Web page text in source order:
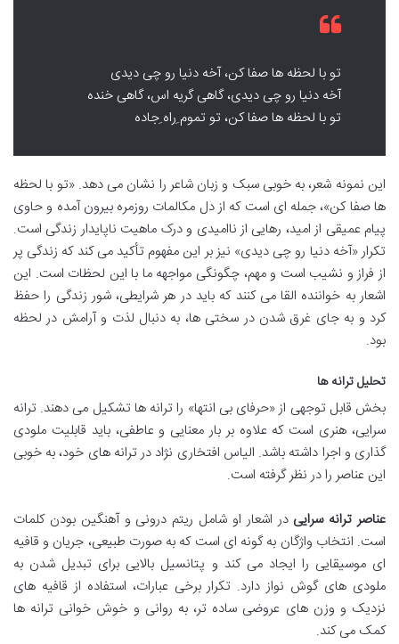
تو با لحظه ها صفا کن، آخه دنیا رو چی دیدی
آخه دنیا رو چی دیدی، گاهی گریه اس، گاهی خنده
تو با لحظه ها صفا کن، تو تموم ِراه ِجاده
این نمونه شعر، به خوبی سبک و زبان شاعر را نشان می دهد. «تو با لحظه
ها صفا کن»، جمله ای است که از دل مکالمات روزمره بیرون آمده و حاوی
پیام عمیقی از امید، رهایی از ناامیدی و درک ماهیت ناپایدار زندگی است.
تکرار «آخه دنیا رو چی دیدی» نیز بر این مفهوم تأکید می کند که زندگی پر
از فراز و نشیب است و مهم، چگونگی مواجهه ما با این لحظات است. این
اشعار به خواننده القا می کنند که باید در هر شرایطی، شور زندگی را حفظ
کرد و به جای غرق شدن در سختی ها، به دنبال لذت و آرامش در لحظه
بود.
تحلیل ترانه ها
بخش قابل توجهی از «حرفای بی انتها» را ترانه ها تشکیل می دهند. ترانه
سرایی، هنری است که علاوه بر بار معنایی و عاطفی، باید قابلیت ملودی
گذاری و اجرا داشته باشد. الیاس افتخاری نژاد در ترانه های خود، به خوبی
این عناصر را در نظر گرفته است.
عناصر ترانه سرایی در اشعار او شامل ریتم درونی و آهنگین بودن کلمات
است. انتخاب واژگان به گونه ای است که به صورت طبیعی، جریان و قافیه
ای موسیقایی را ایجاد می کند و پتانسیل بالایی برای تبدیل شدن به
ملودی های گوش نواز دارد. تکرار برخی عبارات، استفاده از قافیه های
نزدیک و وزن های عروضی ساده تر، به روانی و خوش خوانی ترانه ها
کمک می کند.